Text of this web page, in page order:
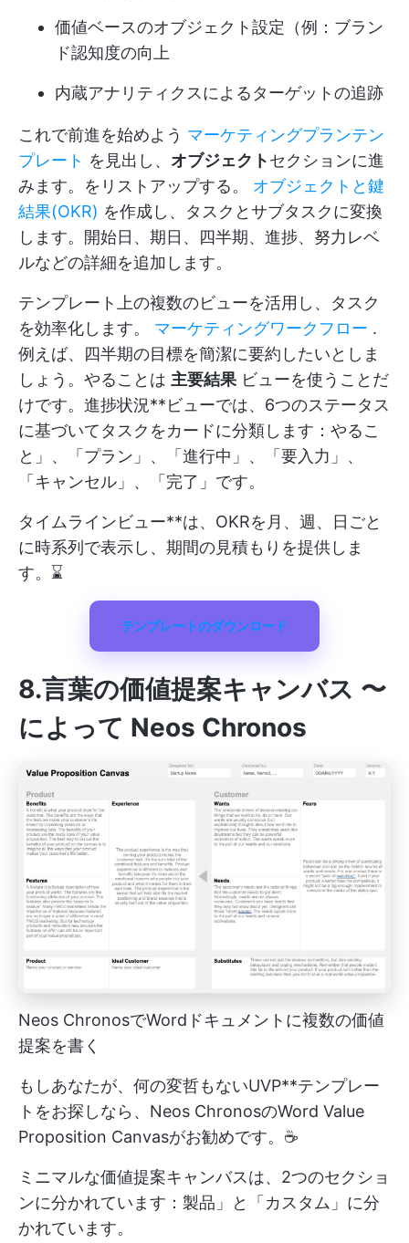
価値ベースのオブジェクト設定（例：ブラン
ド認知度の向上
内蔵アナリティクスによるターゲットの追跡
これで前進を始めよう マーケティングプランテン
プレート を見出し、 オブジェクトセクションに進
みます。をリストアップする。 オブジェクトと鍵
結果(OKR) を作成し、タスクとサブタスクに変換
します。開始日、期日、四半期、進捗、努力レベ
ルなどの詳細を追加します。
テンプレート上の複数のビューを活用し、タスク
を効率化します。 マーケティングワークフロー .
例えば、四半期の目標を簡潔に要約したいとしま
しょう。やることは 主要結果ビューを使うことだ
けです。進捗状況**ビューでは、6つのステータス
に基づいてタスクをカードに分類します：やるこ
と」、「プラン」、「進行中」、「要入力」、
「キャンセル」、「完了」です。
タイムラインビュー**は、OKRを月、週、日ごと
に時系列で表示し、期間の見積もりを提供しま
す。⌛
テンプレートのダウンロード
8.言葉の価値提案キャンバス 〜
によって Neos Chronos
Neos ChronosでWordドキュメントに複数の価値
提案を書く
もしあなたが、何の変哲もないUVP**テンプレー
トをお探しなら、Neos ChronosのWord Value
Proposition Canvasがお勧めです。☕
ミニマルな価値提案キャンバスは、2つのセクショ
ンに分かれています：製品」と「カスタム」に分
かれています。